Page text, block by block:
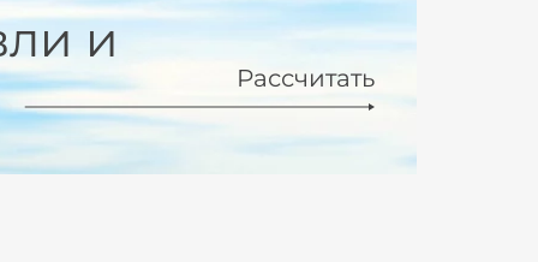
и
Рассчитать